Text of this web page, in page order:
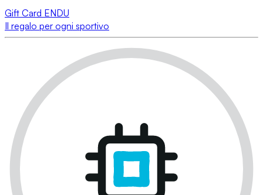
Gift Card ENDU
Il regalo per ogni sportivo